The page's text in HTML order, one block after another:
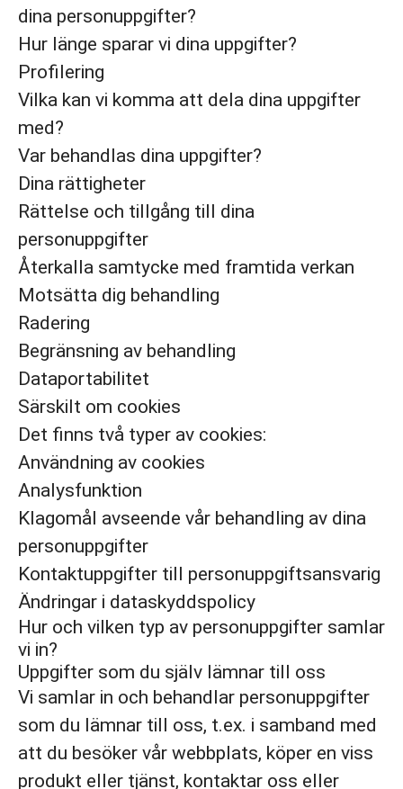
dina personuppgifter?
Hur länge sparar vi dina uppgifter?
Profilering
Vilka kan vi komma att dela dina uppgifter
med?
Var behandlas dina uppgifter?
Dina rättigheter
Rättelse och tillgång till dina
personuppgifter
Återkalla samtycke med framtida verkan
Motsätta dig behandling
Radering
Begränsning av behandling
Dataportabilitet
Särskilt om cookies
Det finns två typer av cookies:
Användning av cookies
Analysfunktion
Klagomål avseende vår behandling av dina
personuppgifter
Kontaktuppgifter till personuppgiftsansvarig
Ändringar i dataskyddspolicy
Hur och vilken typ av personuppgifter samlar
vi in?
Uppgifter som du själv lämnar till oss
Vi samlar in och behandlar personuppgifter
som du lämnar till oss, t.ex. i samband med
att du besöker vår webbplats, köper en viss
produkt eller tjänst, kontaktar oss eller